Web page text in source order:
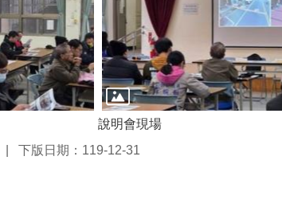
說明會現場
下版日期：119-12-31